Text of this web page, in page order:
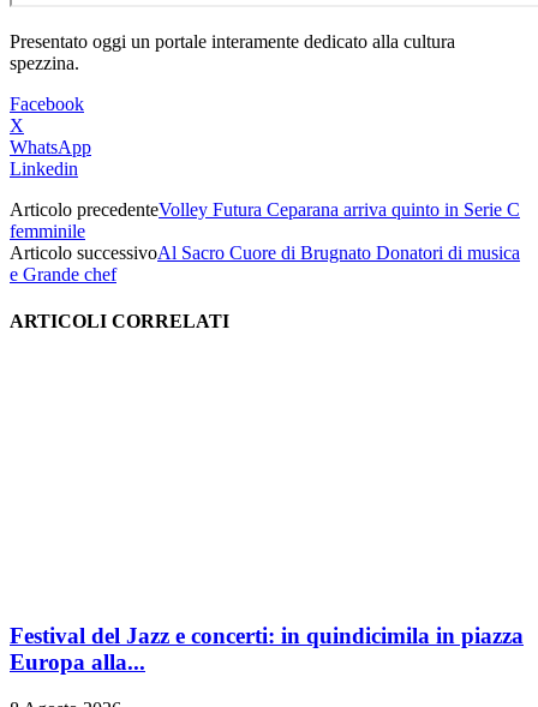
Presentato oggi un portale interamente dedicato alla cultura
spezzina.
Facebook
X
WhatsApp
Linkedin
Articolo precedenteVolley Futura Ceparana arriva quinto in Serie C
femminile
Articolo successivoAl Sacro Cuore di Brugnato Donatori di musica
e Grande chef
ARTICOLI CORRELATI
Festival del Jazz e concerti: in quindicimila in piazza
Europa alla...